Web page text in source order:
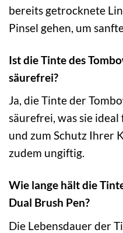
bereits getrocknete
Pinsel gehen, um
Ist die Tinte des
säurefrei?
Ja, die Tinte der
säurefrei, was sie
und zum Schutz Ihrer
zudem ungiftig.
Wie lange hält die
Dual Brush Pen?
Die Lebensdauer der